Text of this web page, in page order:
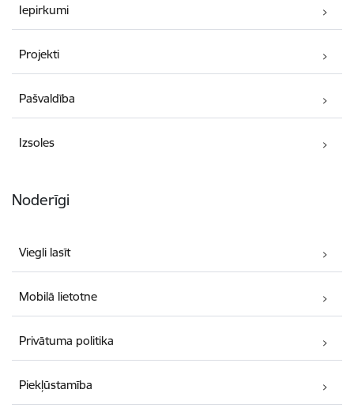
Iepirkumi
Projekti
Pašvaldība
Izsoles
Noderīgi
Viegli lasīt
Mobilā lietotne
Privātuma politika
Piekļūstamība